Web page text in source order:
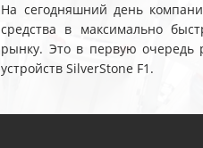
На сегодняшний день
средства в максимально
рынку. Это в первую очередь
устройств SilverStone F1.